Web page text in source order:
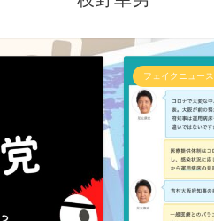
フェイクニュース